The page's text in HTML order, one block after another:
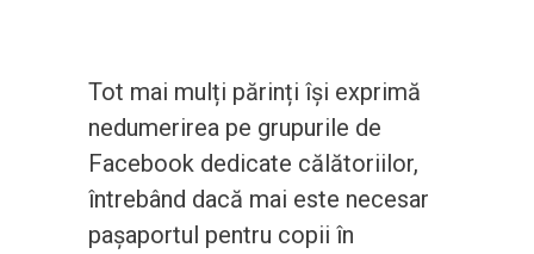
Tot mai mulți părinți își exprimă
nedumerirea pe grupurile de
Facebook dedicate călătoriilor,
întrebând dacă mai este necesar
pașaportul pentru copii în